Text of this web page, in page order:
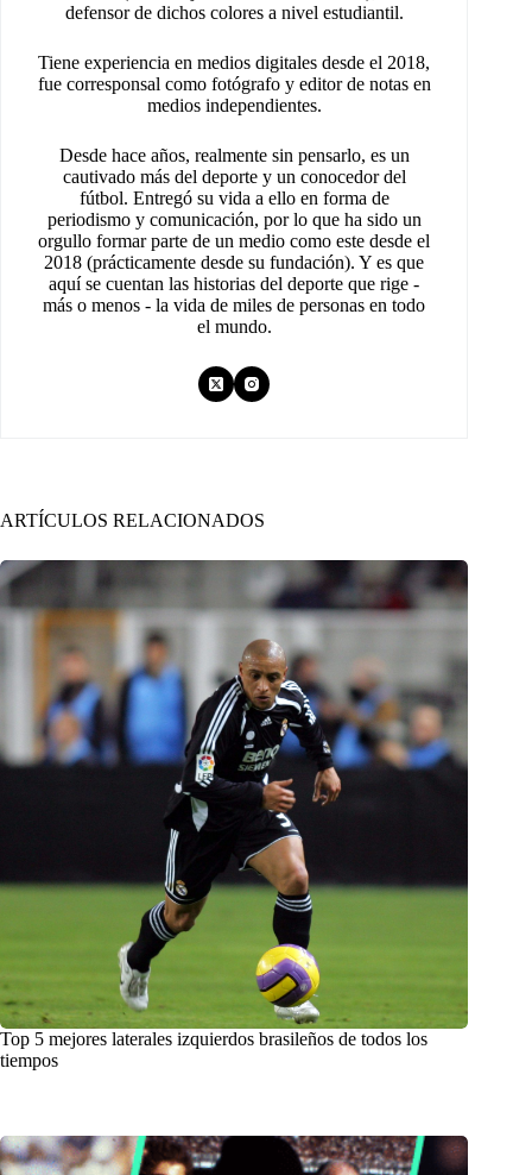
defensor de dichos colores a nivel estudiantil.
Tiene experiencia en medios digitales desde el 2018,
fue corresponsal como fotógrafo y editor de notas en
medios independientes.
Desde hace años, realmente sin pensarlo, es un
cautivado más del deporte y un conocedor del
fútbol. Entregó su vida a ello en forma de
periodismo y comunicación, por lo que ha sido un
orgullo formar parte de un medio como este desde el
2018 (prácticamente desde su fundación). Y es que
aquí se cuentan las historias del deporte que rige -
más o menos - la vida de miles de personas en todo
el mundo.
ARTÍCULOS RELACIONADOS
Top 5 mejores laterales izquierdos brasileños de todos los
tiempos